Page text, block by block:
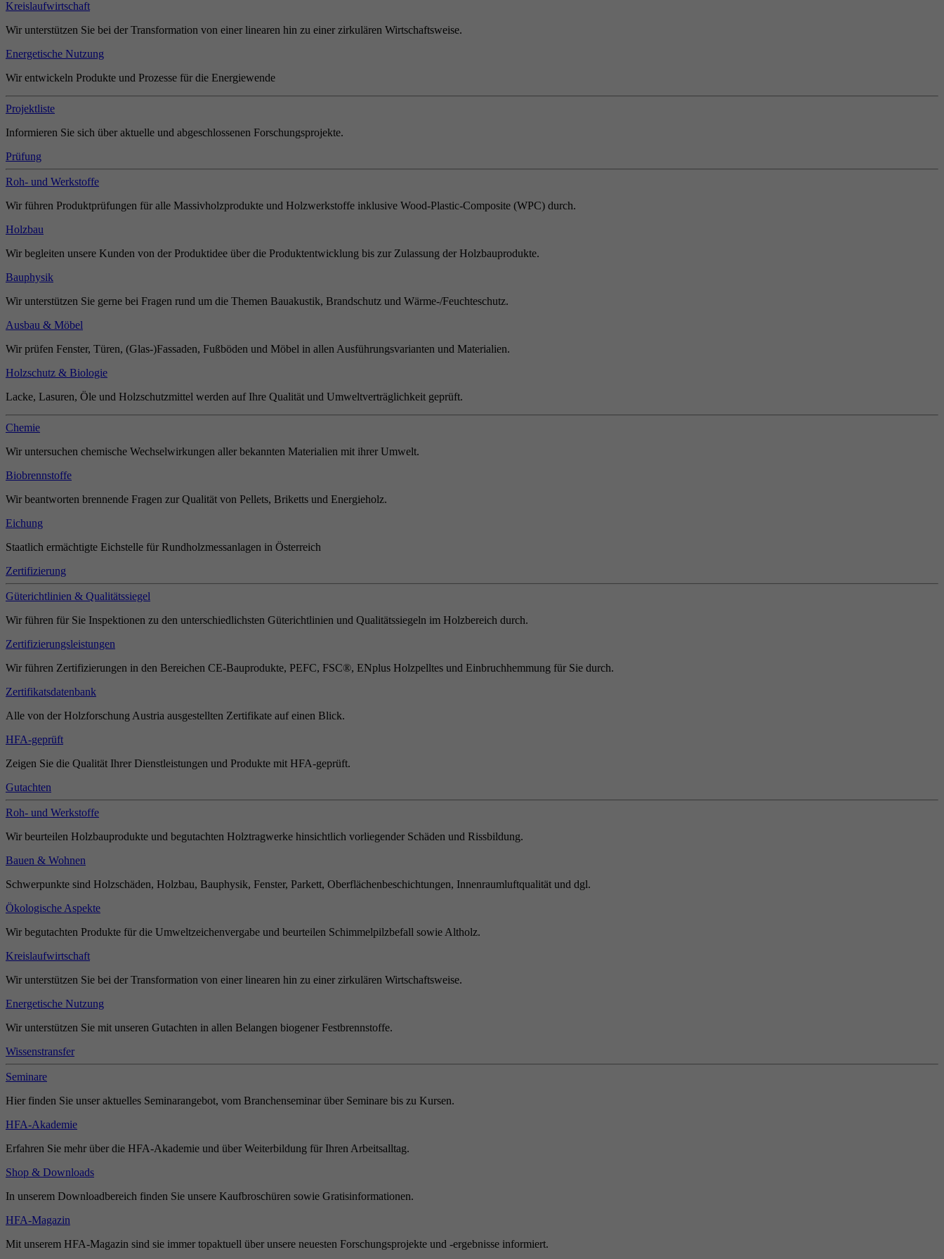
Kreislaufwirtschaft
Wir unterstützen Sie bei der Transformation von einer linearen hin zu einer zirkulären Wirtschaftsweise.
Energetische Nutzung
Wir entwickeln Produkte und Prozesse für die Energiewende
Projektliste
Informieren Sie sich über aktuelle und abgeschlossenen Forschungsprojekte.
Prüfung
Roh- und Werkstoffe
Wir führen Produktprüfungen für alle Massivholzprodukte und Holzwerkstoffe inklusive Wood-Plastic-Composite (WPC) durch.
Holzbau
Wir begleiten unsere Kunden von der Produktidee über die Produktentwicklung bis zur Zulassung der Holzbauprodukte.
Bauphysik
Wir unterstützen Sie gerne bei Fragen rund um die Themen Bauakustik, Brandschutz und Wärme-/Feuchteschutz.
Ausbau & Möbel
Wir prüfen Fenster, Türen, (Glas-)Fassaden, Fußböden und Möbel in allen Ausführungsvarianten und Materialien.
Holzschutz & Biologie
Lacke, Lasuren, Öle und Holzschutzmittel werden auf Ihre Qualität und Umweltverträglichkeit geprüft.
Chemie
Wir untersuchen chemische Wechselwirkungen aller bekannten Materialien mit ihrer Umwelt.
Biobrennstoffe
Wir beantworten brennende Fragen zur Qualität von Pellets, Briketts und Energieholz.
Eichung
Staatlich ermächtigte Eichstelle für Rundholzmessanlagen in Österreich
Zertifizierung
Güterichtlinien & Qualitätssiegel
Wir führen für Sie Inspektionen zu den unterschiedlichsten Güterichtlinien und Qualitätssiegeln im Holzbereich durch.
Zertifizierungsleistungen
Wir führen Zertifizierungen in den Bereichen CE-Bauprodukte, PEFC, FSC®, ENplus Holzpelltes und Einbruchhemmung für Sie durch.
Zertifikatsdatenbank
Alle von der Holzforschung Austria ausgestellten Zertifikate auf einen Blick.
HFA-geprüft
Zeigen Sie die Qualität Ihrer Dienstleistungen und Produkte mit HFA-geprüft.
Gutachten
Roh- und Werkstoffe
Wir beurteilen Holzbauprodukte und begutachten Holztragwerke hinsichtlich vorliegender Schäden und Rissbildung.
Bauen & Wohnen
Schwerpunkte sind Holzschäden, Holzbau, Bauphysik, Fenster, Parkett, Oberflächenbeschichtungen, Innenraumluftqualität und dgl.
Ökologische Aspekte
Wir begutachten Produkte für die Umweltzeichenvergabe und beurteilen Schimmelpilzbefall sowie Altholz.
Kreislaufwirtschaft
Wir unterstützen Sie bei der Transformation von einer linearen hin zu einer zirkulären Wirtschaftsweise.
Energetische Nutzung
Wir unterstützen Sie mit unseren Gutachten in allen Belangen biogener Festbrennstoffe.
Wissenstransfer
Seminare
Hier finden Sie unser aktuelles Seminarangebot, vom Branchenseminar über Seminare bis zu Kursen.
HFA-Akademie
Erfahren Sie mehr über die HFA-Akademie und über Weiterbildung für Ihren Arbeitsalltag.
Shop & Downloads
In unserem Downloadbereich finden Sie unsere Kaufbroschüren sowie Gratisinformationen.
HFA-Magazin
Mit unserem HFA-Magazin sind sie immer topaktuell über unsere neuesten Forschungsprojekte und -ergebnisse informiert.